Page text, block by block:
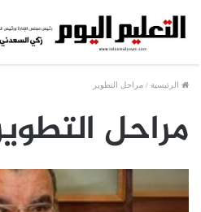
الرئيسية / مراحل التطوير
مراحل